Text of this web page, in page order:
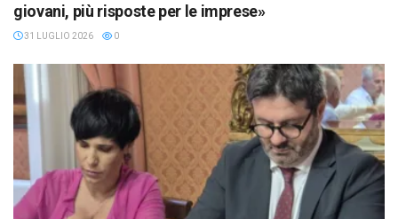
giovani, più risposte per le imprese»
31 LUGLIO 2026 0